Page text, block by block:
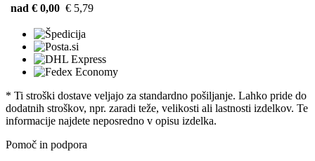
nad € 0,00 € 5,79
* Ti stroški dostave veljajo za standardno pošiljanje. Lahko pride do
dodatnih stroškov, npr. zaradi teže, velikosti ali lastnosti izdelkov. Te
informacije najdete neposredno v opisu izdelka.
Pomoč in podpora